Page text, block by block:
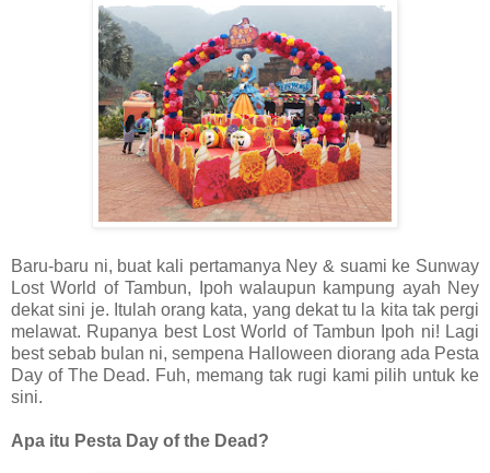
Baru-baru ni, buat kali pertamanya Ney & suami ke Sunway
Lost World of Tambun, Ipoh walaupun kampung ayah Ney
dekat sini je. Itulah orang kata, yang dekat tu la kita tak pergi
melawat. Rupanya best Lost World of Tambun Ipoh ni! Lagi
best sebab bulan ni, sempena Halloween diorang ada Pesta
Day of The Dead. Fuh, memang tak rugi kami pilih untuk ke
sini.
Apa itu Pesta Day of the Dead?